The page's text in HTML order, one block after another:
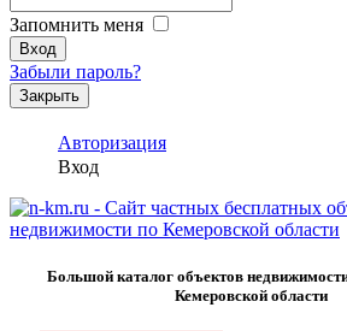
Запомнить меня
Забыли пароль?
Закрыть
Авторизация
Вход
Большой каталог объектов
Кемеровской области